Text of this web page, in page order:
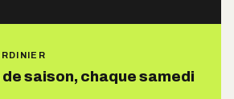
saison, chaque samedi